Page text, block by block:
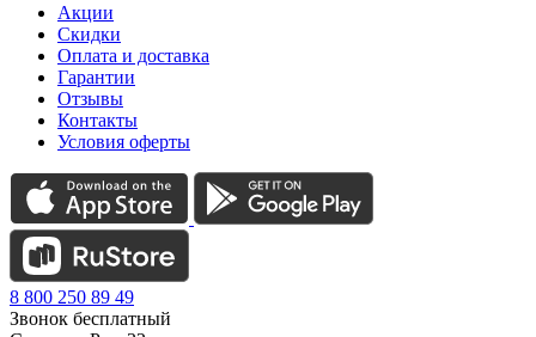
Акции
Скидки
Оплата и доставка
Гарантии
Отзывы
Контакты
Условия оферты
8 800 250 89 49
Звонок бесплатный